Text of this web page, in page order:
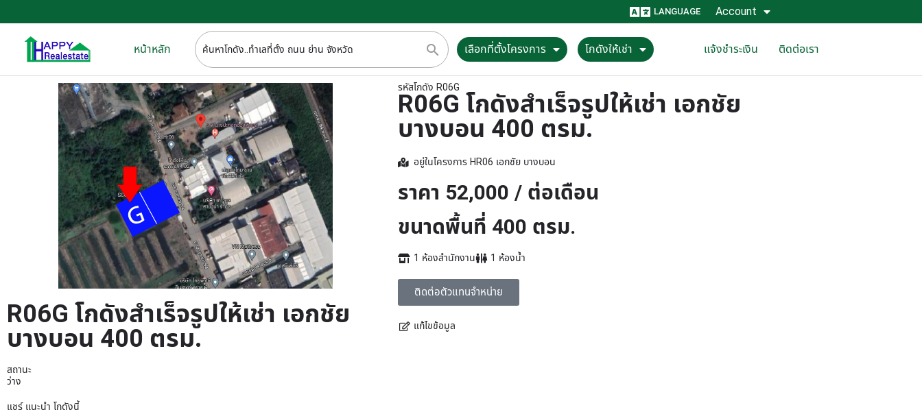
LANGUAGE Account
หน้าหลัก เลือกที่ตั้งโครงการ โกดังให้เช่า แจ้งชำระเงิน ติดต่อเรา
R06G โกดังสำเร็จรูปให้เช่า เอกชัย
บางบอน 400 ตรม.
สถานะ
ว่าง
รหัสโกดัง R06G
R06G โกดังสำเร็จรูปให้เช่า เอกชัย
บางบอน 400 ตรม.
อยู่ในโครงการHR06 เอกชัย บางบอน
ราคา 52,000 / ต่อเดือน
ขนาดพื้นที่ 400 ตรม.
1 ห้องสำนักงาน 1 ห้องน้ำ
ติดต่อตัวแทนจำหน่าย
แก้ไขข้อมูล
แชร์ แนะนำ โกดังนี้